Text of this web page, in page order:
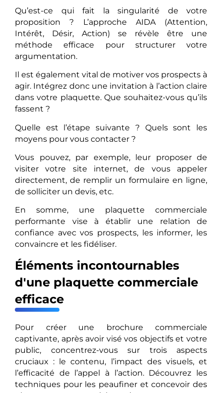
Qu’est-ce qui fait la singularité de votre
proposition ? L’approche AIDA (Attention,
Intérêt, Désir, Action) se révèle être une
méthode efficace pour structurer votre
argumentation.
Il est également vital de motiver vos prospects à
agir. Intégrez donc une invitation à l’action claire
dans votre plaquette. Que souhaitez-vous qu’ils
fassent ?
Quelle est l’étape suivante ? Quels sont les
moyens pour vous contacter ?
Vous pouvez, par exemple, leur proposer de
visiter votre site internet, de vous appeler
directement, de remplir un formulaire en ligne,
de solliciter un devis, etc.
En somme, une plaquette commerciale
performante vise à établir une relation de
confiance avec vos prospects, les informer, les
convaincre et les fidéliser.
Éléments incontournables
d'une plaquette commerciale
efficace
Pour créer une brochure commerciale
captivante, après avoir visé vos objectifs et votre
public, concentrez-vous sur trois aspects
cruciaux : le contenu, l’impact des visuels, et
l’efficacité de l’appel à l’action. Découvrez les
techniques pour les peaufiner et concevoir des